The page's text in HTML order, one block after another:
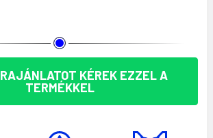
KÉREK EZZEL A
TERMÉKKEL